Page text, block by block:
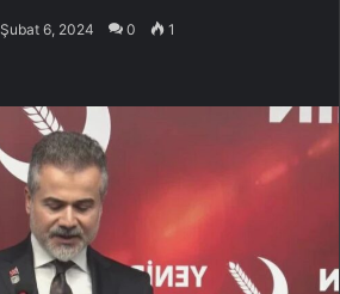
Şubat 6, 2024 0 1